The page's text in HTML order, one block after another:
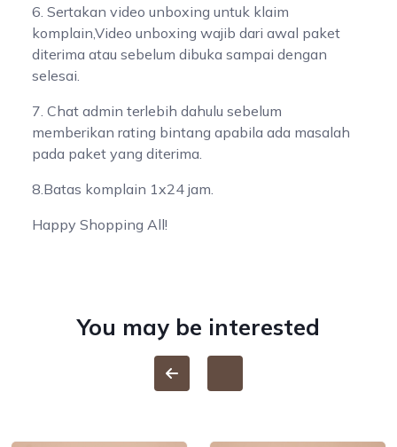
6. Sertakan video unboxing untuk klaim
komplain,Video unboxing wajib dari awal paket
diterima atau sebelum dibuka sampai dengan
selesai.
7. Chat admin terlebih dahulu sebelum
memberikan rating bintang apabila ada masalah
pada paket yang diterima.
8.Batas komplain 1x24 jam.
Happy Shopping All!
You may be interested